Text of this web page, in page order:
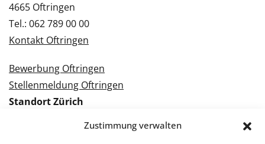
Zustimmung verwalten
4665 Oftringen
Tel.: 062 789 00 00
Kontakt Oftringen
Bewerbung Oftringen
Stellenmeldung Oftringen
Standort Zürich